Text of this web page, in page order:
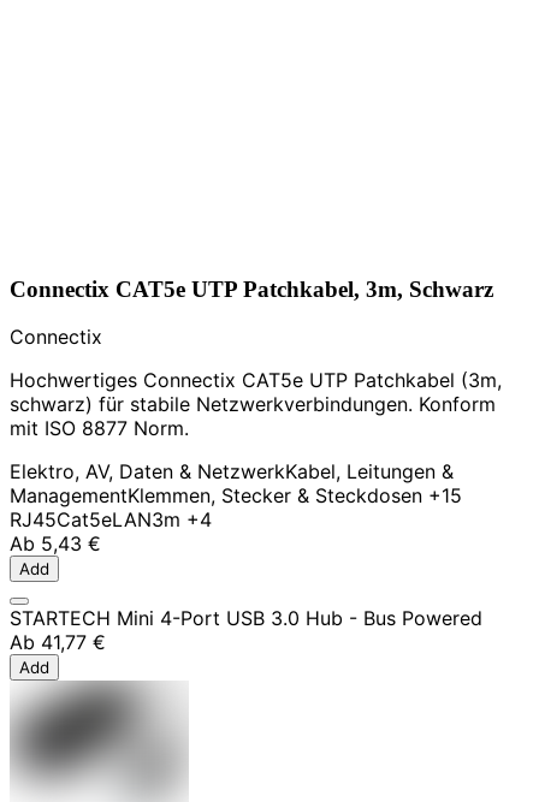
Connectix CAT5e UTP Patchkabel, 3m, Schwarz
Connectix
Hochwertiges Connectix CAT5e UTP Patchkabel (3m,
schwarz) für stabile Netzwerkverbindungen. Konform
mit ISO 8877 Norm.
Elektro, AV, Daten & NetzwerkKabel, Leitungen &
ManagementKlemmen, Stecker & Steckdosen +15
RJ45Cat5eLAN3m +4
Ab 5,43 €
Add
STARTECH Mini 4-Port USB 3.0 Hub - Bus Powered
Ab 41,77 €
Add